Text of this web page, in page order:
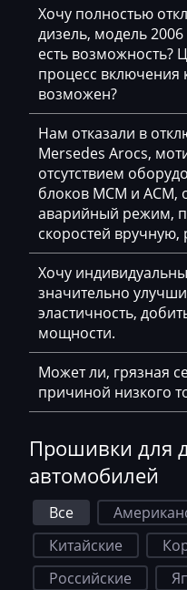
Derways
Deutz
Dewulf
Dieci
Dodge
Dongfeng
Doosan
Doppstadt
Dynapac
EcoLog
Eggersmann
Exeed
Faresin
Farmtrac
FAW
Fendt
Хочу полностью
дизель, модель 2006
есть возможность?
процесс включения
возможен?
Нам отказали в
Mersedes Arocs,
отсутствием
блоков MCM и
аварийный режим,
скоростей
Хочу
значительно
эластичность,
мощности.
Может ли, грязная
причиной низкого
Прошивки для
автомобилей
Все
Китайские
Российские